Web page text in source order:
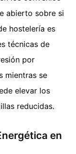
abierto sobre si
hostelería es
técnicas de
por
mientras se
elevar los
reducidas.
en